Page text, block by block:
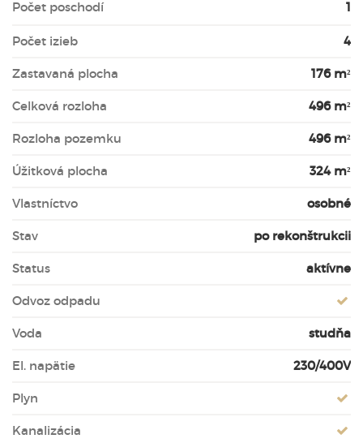
Počet poschodí 1
Počet izieb 4
Zastavaná plocha 176 m²
Celková rozloha 496 m²
Rozloha pozemku 496 m²
Úžitková plocha 324 m²
Vlastníctvo osobné
Stav po rekonštrukcii
Status aktívne
Odvoz odpadu
Voda studňa
El. napätie 230/400V
Plyn
Kanalizácia